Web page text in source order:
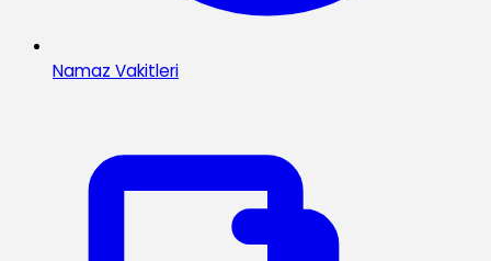
Namaz Vakitleri